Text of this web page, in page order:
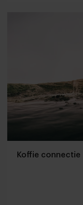
Koffie connectie